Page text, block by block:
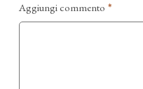
Aggiungi commento *